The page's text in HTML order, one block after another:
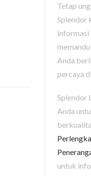
Tetap
Splendor
informasi
Anda
percaya
Splendor
Anda
untuk